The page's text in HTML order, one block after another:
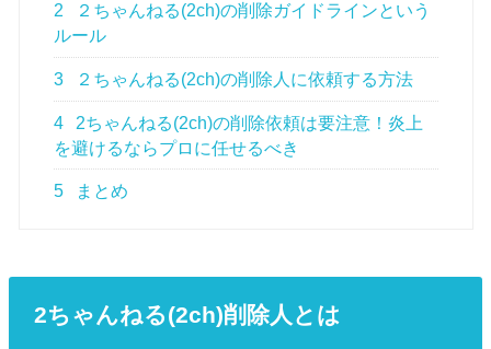
2
２ちゃんねる(2ch)の削除ガイドラインという
ルール
3 ２ちゃんねる(2ch)の削除人に依頼する方法
4
2ちゃんねる(2ch)の削除依頼は要注意！炎上
を避けるならプロに任せるべき
5 まとめ
2ちゃんねる(2ch)削除人とは